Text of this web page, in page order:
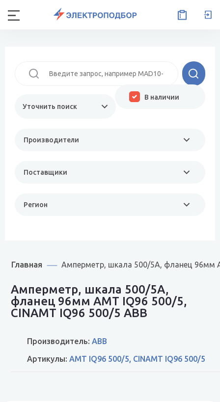
Уточнить поиск
Производители
Поставщики
Регион
В наличии
Главная Амперметр, шкала 500/5A, фланец 96мм
Амперметр, шкала 500/5A,
фланец 96мм AMT IQ96 500/5,
CINAMT IQ96 500/5 ABB
Производитель: ABB
Артикулы: AMT IQ96 500/5, CINAMT IQ96 500/5